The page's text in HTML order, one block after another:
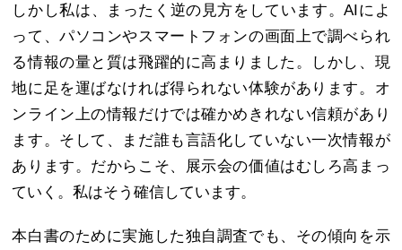
しかし私は、まったく逆の見方をしています。AIによ
って、パソコンやスマートフォンの画面上で調べられ
る情報の量と質は飛躍的に高まりました。しかし、現
地に足を運ばなければ得られない体験があります。オ
ンライン上の情報だけでは確かめきれない信頼があり
ます。そして、まだ誰も言語化していない一次情報が
あります。だからこそ、展示会の価値はむしろ高まっ
ていく。私はそう確信しています。
本白書のために実施した独自調査でも、その傾向を示